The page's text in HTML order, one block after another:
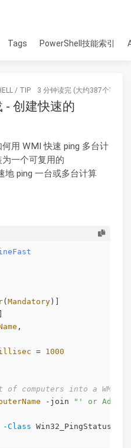
Tags PowerShell技能索引
/ TIP 3 分钟读完 (大约387个字)
- 创建快速的
用 WMI 快速 ping 多台计
一个可复用的
地 ping 一台或多台计算
(Mandatory)]
,
= 1000
computers into a WMI
-join "' or
-Class Win32_PingStatus